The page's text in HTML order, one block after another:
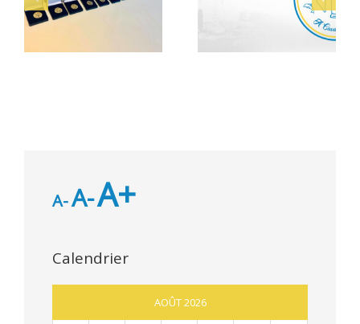
Alerte Canicule –
CCAS
A-A-A+
Calendrier
AOÛT 2026